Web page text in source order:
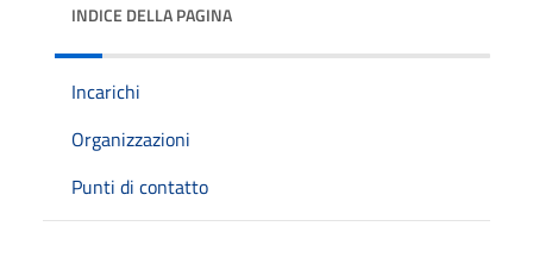
INDICE DELLA PAGINA
Incarichi
Organizzazioni
Punti di contatto